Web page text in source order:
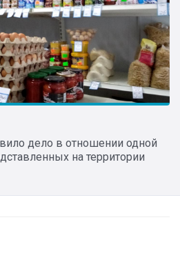
дело в отношении одной
на территории